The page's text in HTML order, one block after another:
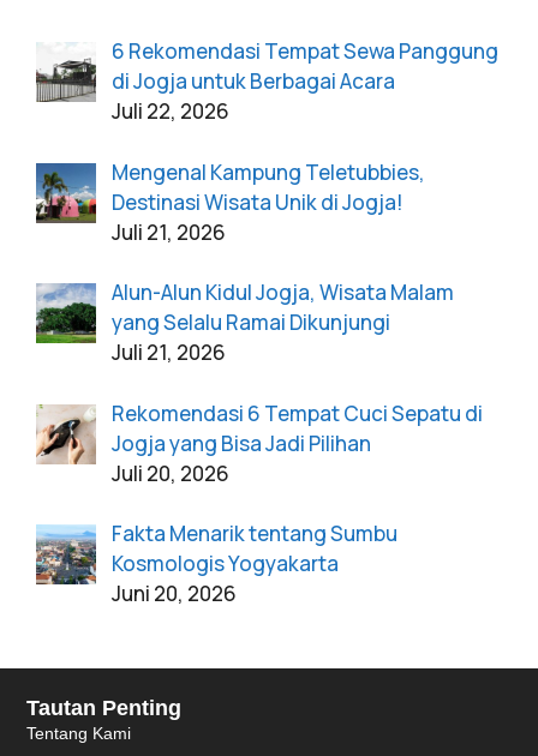
6 Rekomendasi Tempat Sewa Panggung
di Jogja untuk Berbagai Acara
Juli 22, 2026
Mengenal Kampung Teletubbies,
Destinasi Wisata Unik di Jogja!
Juli 21, 2026
Alun-Alun Kidul Jogja, Wisata Malam
yang Selalu Ramai Dikunjungi
Juli 21, 2026
Rekomendasi 6 Tempat Cuci Sepatu di
Jogja yang Bisa Jadi Pilihan
Juli 20, 2026
Fakta Menarik tentang Sumbu
Kosmologis Yogyakarta
Juni 20, 2026
Tautan Penting
Tentang Kami